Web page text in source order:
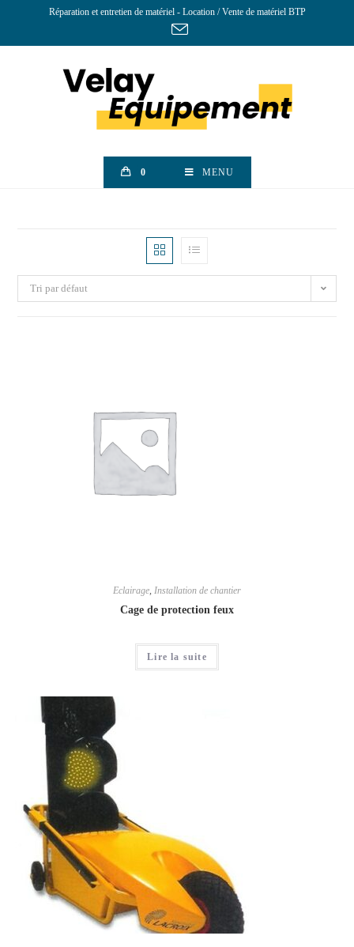
Réparation et entretien de matériel - Location / Vente de matériel BTP
0 MENU
Tri par défaut
Eclairage, Installation de chantier
Cage de protection feux
Lire la suite